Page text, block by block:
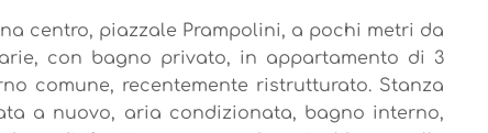
centro, piazzale Prampolini, a pochi metri da
con bagno privato, in appartamento di 3
comune, recentemente ristrutturato. Stanza
a nuovo, aria condizionata, bagno interno,